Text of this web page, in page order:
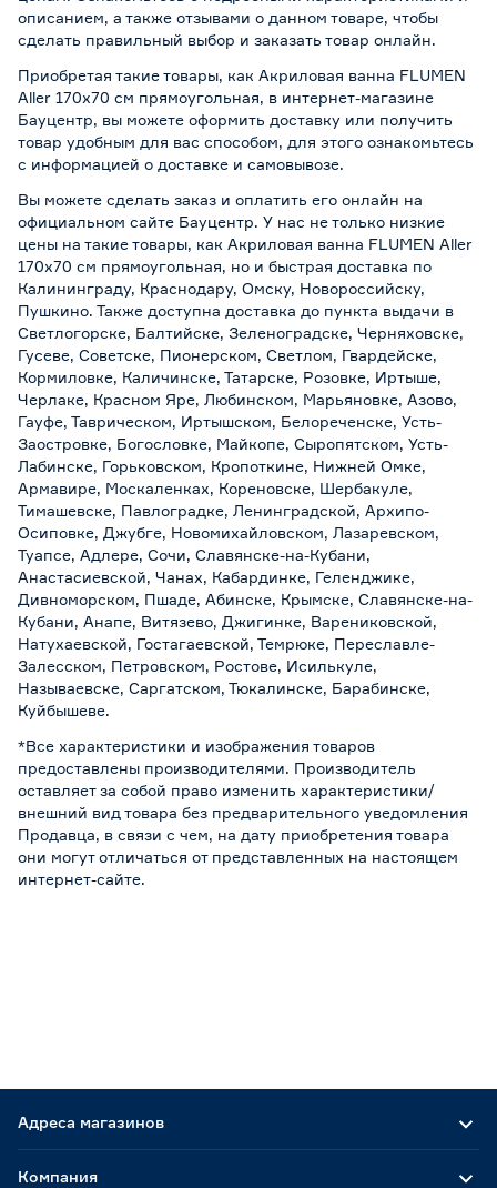
описанием, а также отзывами о данном товаре, чтобы
сделать правильный выбор и заказать товар онлайн.
Приобретая такие товары, как Акриловая ванна FLUMEN
Aller 170х70 см прямоугольная, в интернет-магазине
Бауцентр, вы можете оформить доставку или получить
товар удобным для вас способом, для этого ознакомьтесь
с информацией о доставке и самовывозе.
Вы можете сделать заказ и оплатить его онлайн на
официальном сайте Бауцентр. У нас не только низкие
цены на такие товары, как Акриловая ванна FLUMEN Aller
170х70 см прямоугольная, но и быстрая доставка по
Калининграду, Краснодару, Омску, Новороссийску,
Пушкино. Также доступна доставка до пункта выдачи в
Светлогорске, Балтийске, Зеленоградске, Черняховске,
Гусеве, Советске, Пионерском, Светлом, Гвардейске,
Кормиловке, Каличинске, Татарске, Розовке, Иртыше,
Черлаке, Красном Яре, Любинском, Марьяновке, Азово,
Гауфе, Таврическом, Иртышском, Белореченске, Усть-
Заостровке, Богословке, Майкопе, Сыропятском, Усть-
Лабинске, Горьковском, Кропоткине, Нижней Омке,
Армавире, Москаленках, Кореновске, Шербакуле,
Тимашевске, Павлоградке, Ленинградской, Архипо-
Осиповке, Джубге, Новомихайловском, Лазаревском,
Туапсе, Адлере, Сочи, Славянске-на-Кубани,
Анастасиевской, Чанах, Кабардинке, Геленджике,
Дивноморском, Пшаде, Абинске, Крымске, Славянске-на-
Кубани, Анапе, Витязево, Джигинке, Варениковской,
Натухаевской, Гостагаевской, Темрюке, Переславле-
Залесском, Петровском, Ростове, Исилькуле,
Называевске, Саргатском, Тюкалинске, Барабинске,
Куйбышеве.
*Все характеристики и изображения товаров
предоставлены производителями. Производитель
оставляет за собой право изменить характеристики/
внешний вид товара без предварительного уведомления
Продавца, в связи с чем, на дату приобретения товара
они могут отличаться от представленных на настоящем
интернет-сайте.
Адреса магазинов
Компания